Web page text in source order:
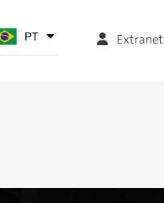
PT Extranet